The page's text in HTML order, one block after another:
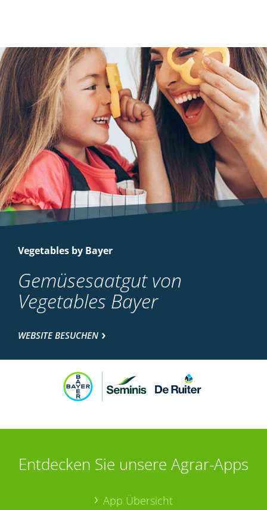
Vegetables by Bayer
Gemüsesaatgut von
Vegetables Bayer
WEBSITE BESUCHEN
Entdecken Sie unsere Agrar-Apps
App Übersicht